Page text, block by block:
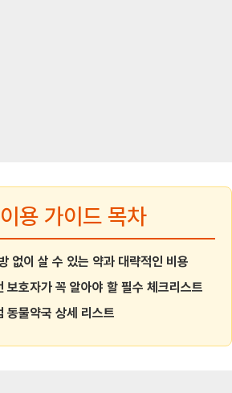
용 가이드 목차
없이 살 수 있는 약과 대략적인 비용
보호자가 꼭 알아야 할 필수 체크리스트
동물약국 상세 리스트